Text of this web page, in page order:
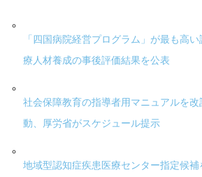
「四国病院経営プログラム」が最も高
療人材養成の事後評価結果を公表
社会保障教育の指導者用マニュアルを
動、厚労省がスケジュール提示
地域型認知症疾患医療センター指定候